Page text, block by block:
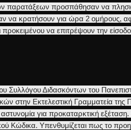
παρατάξεων προσπάθησαν να
να κρατήσουν για ώρα 2 ομήρους,
προκειμένου να επιτρέψουν την
Συλλόγου Διδασκόντων του
στην Εκτελεστική Γραμματεία
για προκαταρκτική
Κώδικα. Υπενθυμίζεται πως το